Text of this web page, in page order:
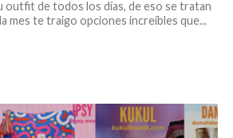
de todos los días, de eso se tratan
mes te traigo opciones increíbles que...